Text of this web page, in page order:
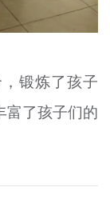
锻炼了孩子
富了孩子们的